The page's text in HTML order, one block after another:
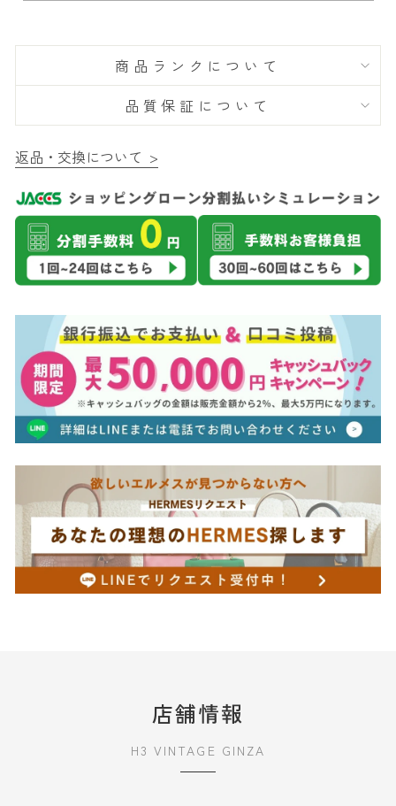
商品ランクについて
品質保証について
返品・交換について >
店舗情報
H3 VINTAGE GINZA